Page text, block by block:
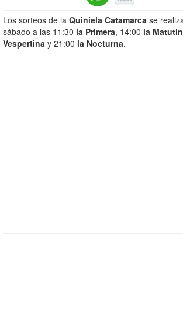
Los sorteos de la Quiniela Catamarca se
sábado a las 11:30 la Primera, 14:00 la
Vespertina y 21:00 la Nocturna.